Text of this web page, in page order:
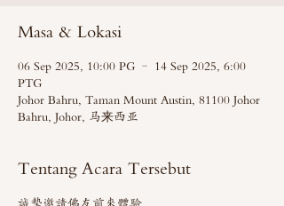
Masa & Lokasi
06 Sep 2025, 10:00 PG – 14 Sep 2025, 6:00
PTG
Johor Bahru, Taman Mount Austin, 81100 Johor
Bahru, Johor, 马来西亚
Tentang Acara Tersebut
誠摯邀請佛友前來體驗